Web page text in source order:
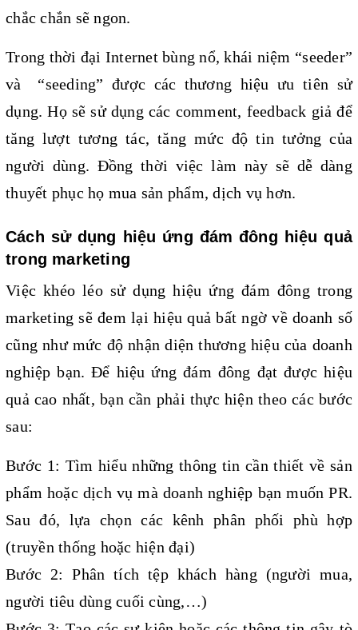
chắc chắn sẽ ngon.
Trong thời đại Internet bùng nổ, khái niệm “seeder”
và  “seeding” được các thương hiệu ưu tiên sử
dụng. Họ sẽ sử dụng các comment, feedback giả để
tăng lượt tương tác, tăng mức độ tin tưởng của
người dùng. Đồng thời việc làm này sẽ dễ dàng
thuyết phục họ mua sản phẩm, dịch vụ hơn.
Cách sử dụng hiệu ứng đám đông hiệu quả
trong marketing
Việc khéo léo sử dụng hiệu ứng đám đông trong
marketing sẽ đem lại hiệu quả bất ngờ về doanh số
cũng như mức độ nhận diện thương hiệu của doanh
nghiệp bạn. Để hiệu ứng đám đông đạt được hiệu
quả cao nhất, bạn cần phải thực hiện theo các bước
sau:
Bước 1: Tìm hiểu những thông tin cần thiết về sản
phẩm hoặc dịch vụ mà doanh nghiệp bạn muốn PR.
Sau đó, lựa chọn các kênh phân phối phù hợp
(truyền thống hoặc hiện đại)
Bước 2: Phân tích tệp khách hàng (người mua,
người tiêu dùng cuối cùng,…)